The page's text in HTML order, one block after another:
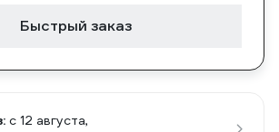
Быстрый заказ
c 12 августа,